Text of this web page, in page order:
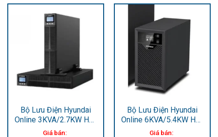
Bộ Lưu Điện Hyundai
Online 3KVA/2.7KW HD-
3KRi
Giá bán:
Bộ Lưu Điện Hyundai
Online 6KVA/5.4KW HD-
6KT9
Giá bán: